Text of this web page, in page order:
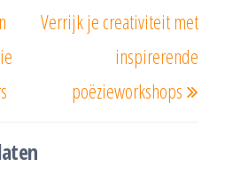
Verrijk je creativiteit met
inspirerende
poëzieworkshops